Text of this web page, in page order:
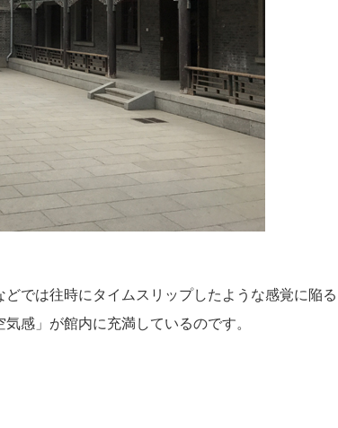
では往時にタイムスリップしたような感覚に陥る
感」が館内に充満しているのです。